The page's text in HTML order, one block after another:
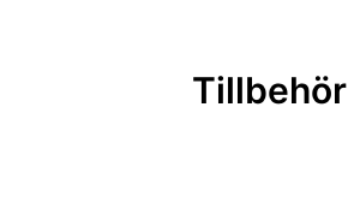
Rullängd: 10,05 mTillbehör